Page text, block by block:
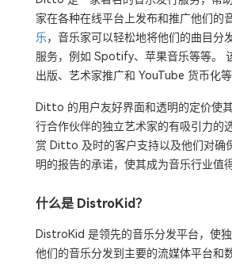
家在各种在线平台上发布和推广他们的
乐，音乐家可以轻松地将他们的曲目分
服务，例如 Spotify、苹果音乐等等。
出版、艺术家推广和 YouTube 货币化等
Ditto 的用户友好界面和透明的定价使
行合作伙伴的独立艺术家的有吸引力的
赏 Ditto 及时的客户支持以及他们对确
明的报告的承诺，使其成为音乐行业值
什么是 DistroKid？
DistroKid 是领先的音乐分发平台，使
他们的音乐分发到主要的流媒体平台和